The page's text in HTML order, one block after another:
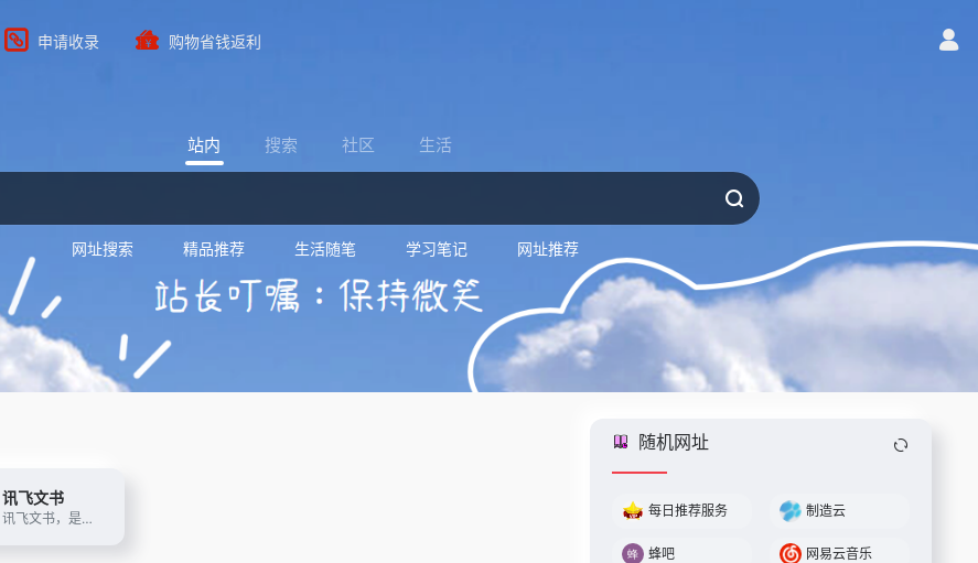
申请收录 购物省钱返利
站内 搜索 社区 生活
网址搜索 精品推荐 生活随笔 学习笔记 网址推荐
讯飞文书
讯飞文书，是基于讯飞星火大模型进行文书数据定制训练，面向文书写作群体推出的一款AI材料写作平台。 提供素材筹备、稿件撰写、审稿核稿全流程的功能辅助，为材料撰稿人进行写作提效；持续探索事务性工作场景下的高频诉求， 推出录音智记、以稿写稿等功能，致力于让相关人群大幅节约精力，工作更高效，生活更美好
随机网址
每日推荐服务 制造云
蜂吧 网易云音乐